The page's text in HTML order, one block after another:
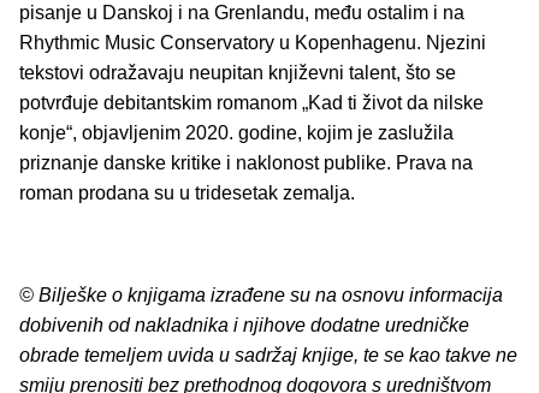
pisanje u Danskoj i na Grenlandu, među ostalim i na
Rhythmic Music Conservatory u Kopenhagenu. Njezini
tekstovi odražavaju neupitan književni talent, što se
potvrđuje debitantskim romanom „Kad ti život da nilske
konje“, objavljenim 2020. godine, kojim je zaslužila
priznanje danske kritike i naklonost publike. Prava na
roman prodana su u tridesetak zemalja.
© Bilješke o knjigama izrađene su na osnovu informacija
dobivenih od nakladnika i njihove dodatne uredničke
obrade temeljem uvida u sadržaj knjige, te se kao takve ne
smiju prenositi bez prethodnog dogovora s uredništvom